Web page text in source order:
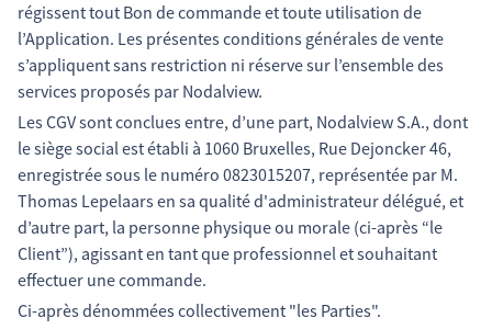
régissent tout Bon de commande et toute utilisation de
l’Application. Les présentes conditions générales de vente
s’appliquent sans restriction ni réserve sur l’ensemble des
services proposés par Nodalview.
Les CGV sont conclues entre, d’une part, Nodalview S.A., dont
le siège social est établi à 1060 Bruxelles, Rue Dejoncker 46,
enregistrée sous le numéro 0823015207, représentée par M.
Thomas Lepelaars en sa qualité d'administrateur délégué, et
d’autre part, la personne physique ou morale (ci-après “le
Client”), agissant en tant que professionnel et souhaitant
effectuer une commande.
Ci-après dénommées collectivement "les Parties".